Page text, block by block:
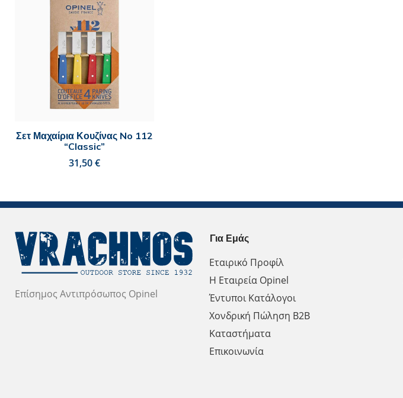
Σετ Μαχαίρια Κουζίνας No 112
“Classic”
€
Επίσημος Αντιπρόσωπος Opinel
Για Εμάς
Εταιρικό Προφίλ
Η Εταιρεία Opinel
Έντυποι Κατάλογοι
Χονδρική Πώληση Β2Β
Καταστήματα
Επικοινωνία